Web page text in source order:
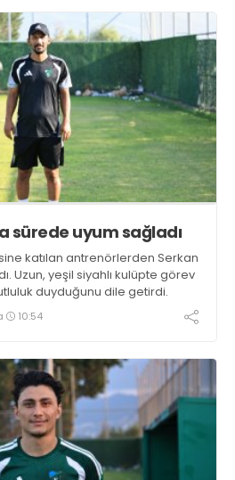
sürede uyum sağladı
katılan antrenörlerden Serkan
Uzun, yeşil siyahlı kulüpte görev
duyduğunu dile getirdi.
10:54